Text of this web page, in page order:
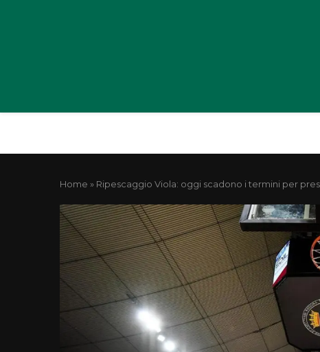
Home » Ripescaggio Viola: oggi scadono i termini per